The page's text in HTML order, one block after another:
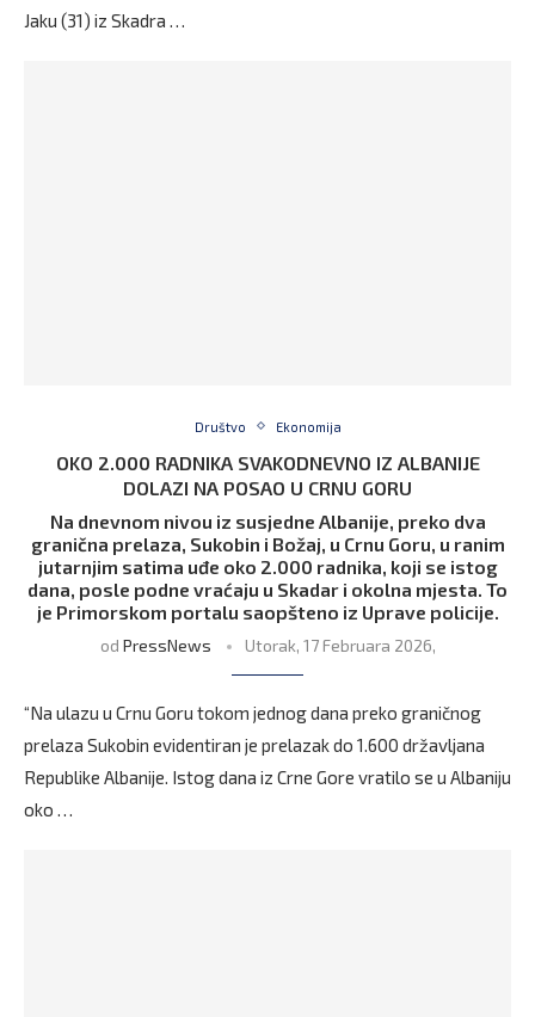
Jaku (31) iz Skadra …
Društvo Ekonomija
OKO 2.000 RADNIKA SVAKODNEVNO IZ ALBANIJE
DOLAZI NA POSAO U CRNU GORU
Na dnevnom nivou iz susjedne Albanije, preko dva
granična prelaza, Sukobin i Božaj, u Crnu Goru, u ranim
jutarnjim satima uđe oko 2.000 radnika, koji se istog
dana, posle podne vraćaju u Skadar i okolna mjesta. To
je Primorskom portalu saopšteno iz Uprave policije.
od PressNews Utorak, 17 Februara 2026,
“Na ulazu u Crnu Goru tokom jednog dana preko graničnog
prelaza Sukobin evidentiran je prelazak do 1.600 državljana
Republike Albanije. Istog dana iz Crne Gore vratilo se u Albaniju
oko …